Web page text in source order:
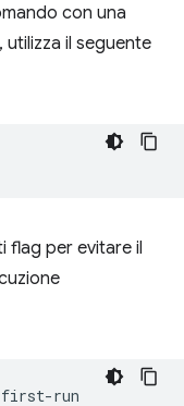
con una
il seguente
flag per evitare il